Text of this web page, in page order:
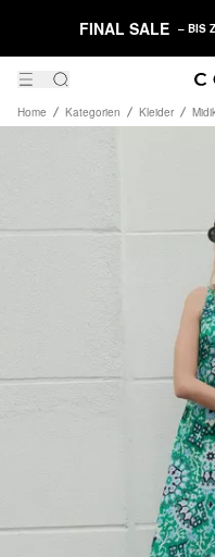
FINAL SALE – BIS
Home Kategorien Kleider